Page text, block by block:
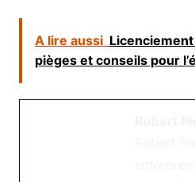
A lire aussi
pièges et conseils pour